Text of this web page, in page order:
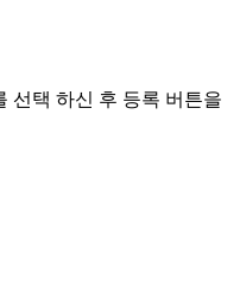
선택 하신 후 등록 버튼을